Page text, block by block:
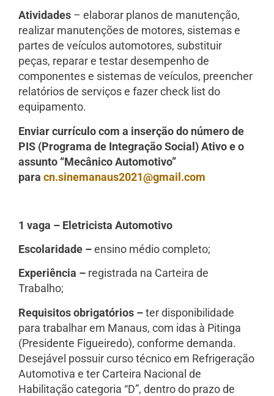
Atividades – elaborar planos de manutenção,
realizar manutenções de motores, sistemas e
partes de veículos automotores, substituir
peças, reparar e testar desempenho de
componentes e sistemas de veículos, preencher
relatórios de serviços e fazer check list do
equipamento.
Enviar currículo com a inserção do número de
PIS (Programa de Integração Social) Ativo e o
assunto “Mecânico Automotivo”
para cn.sinemanaus2021@gmail.com
1 vaga – Eletricista Automotivo
Escolaridade –ensino médio completo;
Experiência – registrada na Carteira de
Trabalho;
Requisitos obrigatórios –ter disponibilidade
para trabalhar em Manaus, com idas à Pitinga
(Presidente Figueiredo), conforme demanda.
Desejável possuir curso técnico em Refrigeração
Automotiva e ter Carteira Nacional de
Habilitação categoria “D”, dentro do prazo de